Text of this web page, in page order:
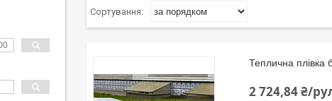
Теплична
2 724,84 ₴/